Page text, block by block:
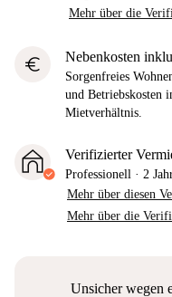
Mehr über die
euro Nebenkosten
Sorgenfreies
und Betriebskosten
Mietverhältnis.
Verifizierter
Professionell · 2
Mehr über diesen
Mehr über die
Unsicher wegen